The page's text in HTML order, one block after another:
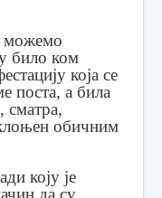
можемо
било ком
која се
поста, а била
сматра,
обичним
коју је
да су